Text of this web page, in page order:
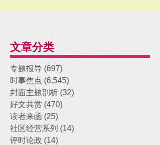
文章分类
专题报导 (697)
时事焦点 (6,545)
封面主题剖析 (32)
好文共赏 (470)
读者来函 (25)
社区经营系列 (14)
评时论政 (14)